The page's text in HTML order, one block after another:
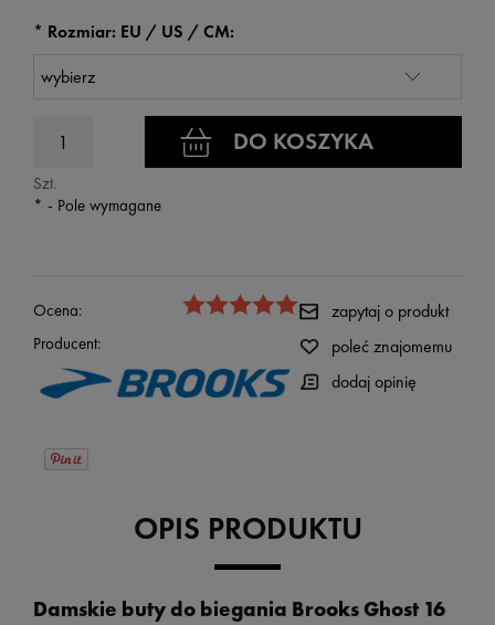
* Rozmiar: EU / US / CM:
Szt.
DO KOSZYKA
* - Pole wymagane
Ocena:
Producent:
zapytaj o produkt
poleć znajomemu
dodaj opinię
OPIS PRODUKTU
Damskie buty do biegania Brooks Ghost 16